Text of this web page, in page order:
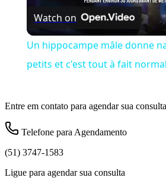
Watch on
Un hippocampe mâle donne
petits et c'est tout à fait
Entre em contato para agendar sua consulta
Telefone para Agendamento
(51) 3747-1583
Ligue para agendar sua consulta